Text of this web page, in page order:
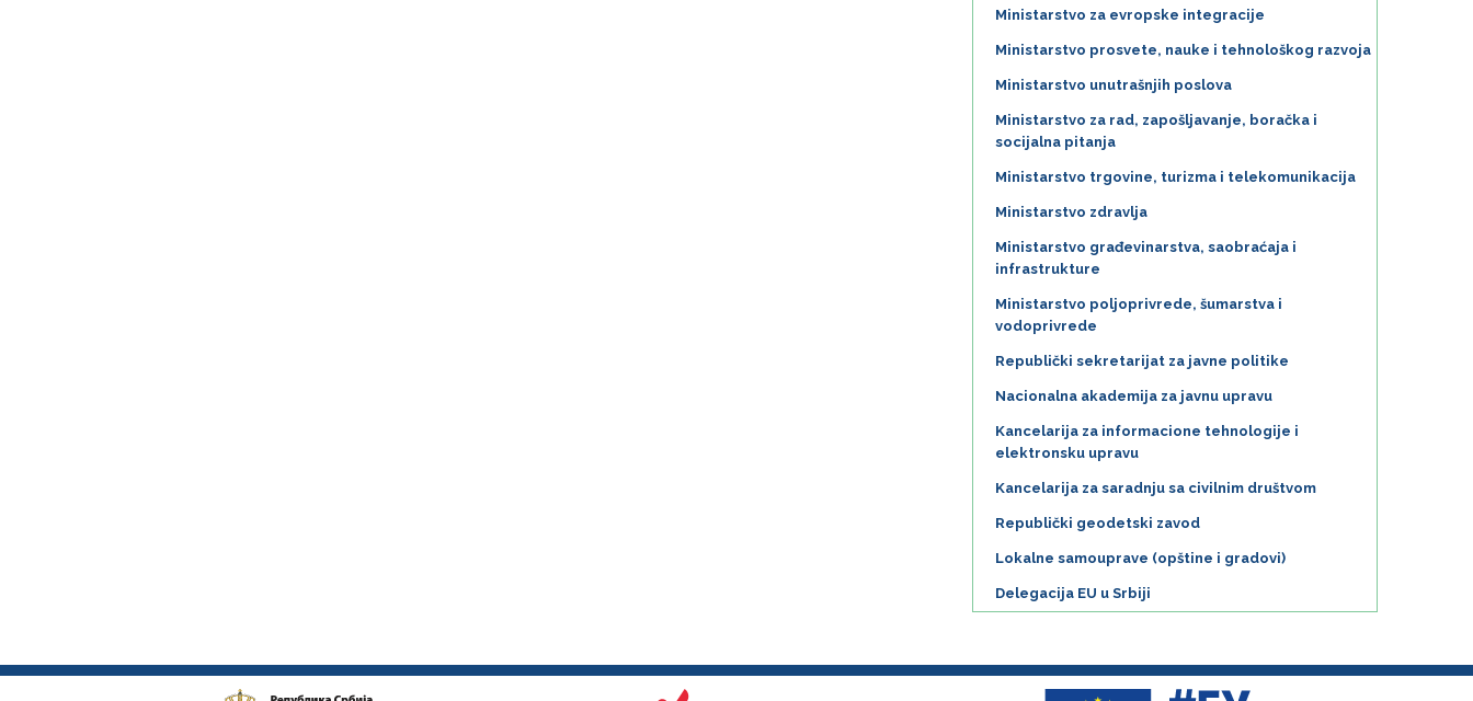
Ministarstvo za evropske integracije
Ministarstvo prosvete, nauke i tehnološkog razvoja
Ministarstvo unutrašnjih poslova
Ministarstvo za rad, zapošljavanje, boračka i
socijalna pitanja
Ministarstvo trgovine, turizma i telekomunikacija
Ministarstvo zdravlja
Ministarstvo građevinarstva, saobraćaja i
infrastrukture
Ministarstvo poljoprivrede, šumarstva i
vodoprivrede
Republički sekretarijat za javne politike
Nacionalna akademija za javnu upravu
Kancelarija za informacione tehnologije i
elektronsku upravu
Kancelarija za saradnju sa civilnim društvom
Republički geodetski zavod
Lokalne samouprave (opštine i gradovi)
Delegacija EU u Srbiji